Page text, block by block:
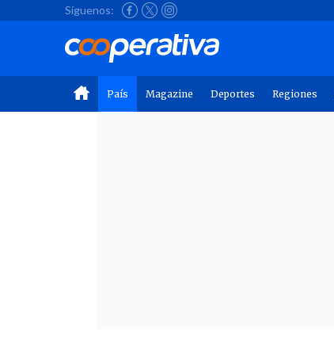
Síguenos:
País Magazine Deportes Regiones